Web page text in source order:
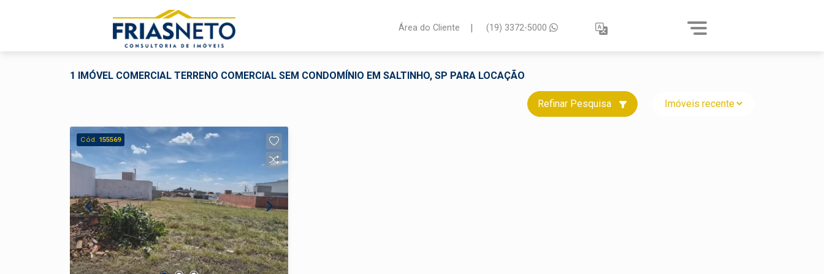
Área do Cliente | (19) 3372-5000
1 IMÓVEL COMERCIAL TERRENO COMERCIAL SEM CONDOMÍNIO EM SALTINHO, SP PARA LOCAÇÃO
Refinar Pesquisa
Cód. 155569